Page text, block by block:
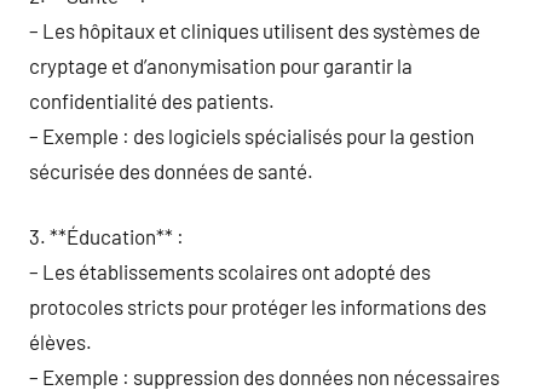
– Les hôpitaux et cliniques utilisent des systèmes de
cryptage et d’anonymisation pour garantir la
confidentialité des patients.
– Exemple : des logiciels spécialisés pour la gestion
sécurisée des données de santé.
3. **Éducation** :
– Les établissements scolaires ont adopté des
protocoles stricts pour protéger les informations des
élèves.
– Exemple : suppression des données non nécessaires